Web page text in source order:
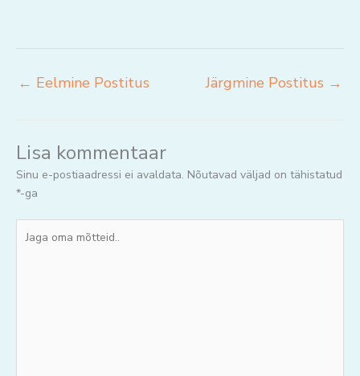
← Eelmine Postitus Järgmine Postitus →
Lisa kommentaar
Sinu e-postiaadressi ei avaldata. Nõutavad väljad on tähistatud
*-ga
oma